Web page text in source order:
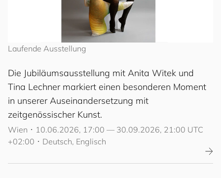
Laufende Ausstellung
Die Jubiläumsausstellung mit Anita Witek und
Tina Lechner markiert einen besonderen Moment
in unserer Auseinandersetzung mit
zeitgenössischer Kunst.
Wien ･ 10.06.2026, 17:00 — 30.09.2026, 21:00 UTC
+02:00 ･ Deutsch, Englisch